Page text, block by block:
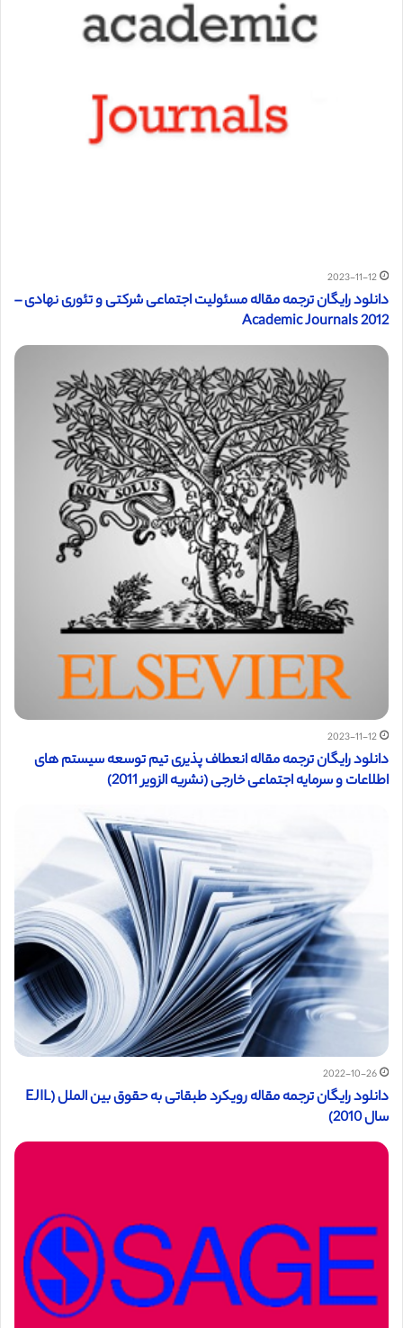
2023-11-12
دانلود رایگان ترجمه مقاله مسئولیت اجتماعی شرکتی و تئوری نهادی –
Academic Journals 2012
2023-11-12
دانلود رایگان ترجمه مقاله انعطاف پذیری تیم توسعه سیستم های
اطلاعات و سرمایه اجتماعی خارجی (نشریه الزویر 2011)
2022-10-26
دانلود رایگان ترجمه مقاله رویکرد طبقاتی به حقوق بین الملل (EJIL
سال 2010)